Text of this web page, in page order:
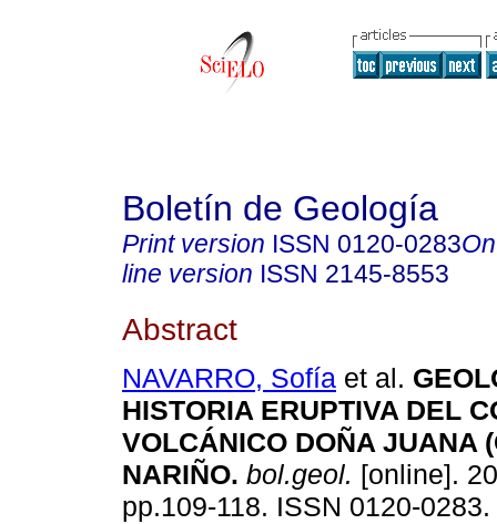
Boletín de Geología
Print version ISSN 0120-0283
line version ISSN 2145-8553
Abstract
NAVARRO, Sofía et al.
HISTORIA ERUPTIVA DEL
VOLCÁNICO DOÑA JUANA
NARIÑO. bol.geol. [online].
pp.109-118. ISSN 0120-0283.